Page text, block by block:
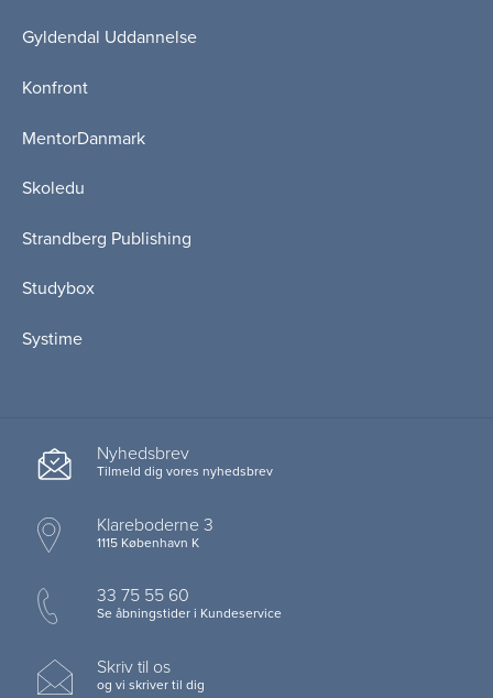
Gyldendal Uddannelse
Konfront
MentorDanmark
Skoledu
Strandberg Publishing
Studybox
Systime
Nyhedsbrev
Tilmeld dig vores nyhedsbrev
Klareboderne 3
1115 København K
33 75 55 60
Se åbningstider i Kundeservice
Skriv til os
og vi skriver til dig